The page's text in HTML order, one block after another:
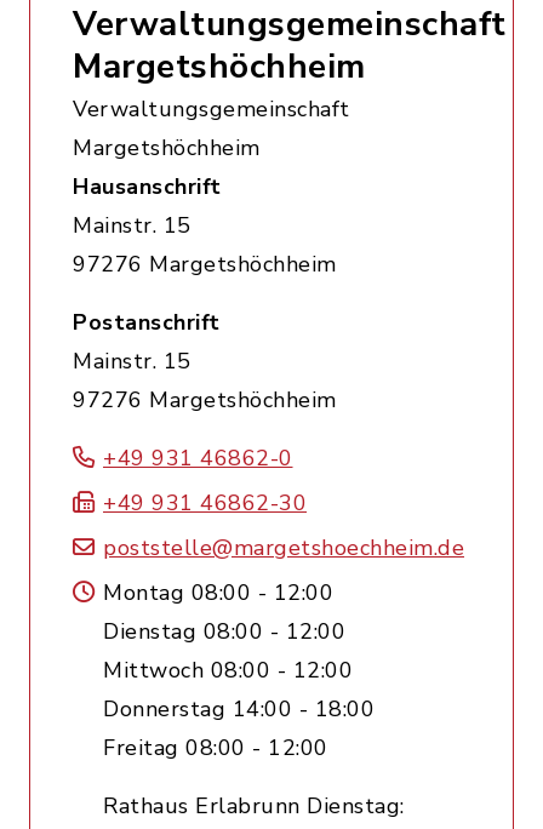
Verwaltungsgemeinschaft
Margetshöchheim
Verwaltungsgemeinschaft
Margetshöchheim
Hausanschrift
Mainstr. 15
97276 Margetshöchheim
Postanschrift
Mainstr. 15
97276 Margetshöchheim
+49 931 46862-0
+49 931 46862-30
poststelle@margetshoechheim.de
Montag 08:00 - 12:00
Dienstag 08:00 - 12:00
Mittwoch 08:00 - 12:00
Donnerstag 14:00 - 18:00
Freitag 08:00 - 12:00
Rathaus Erlabrunn Dienstag: